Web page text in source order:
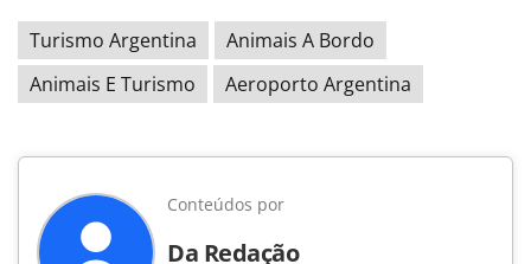
Turismo Argentina
Animais A Bordo
Animais E Turismo
Aeroporto Argentina
Conteúdos por
Da Redação